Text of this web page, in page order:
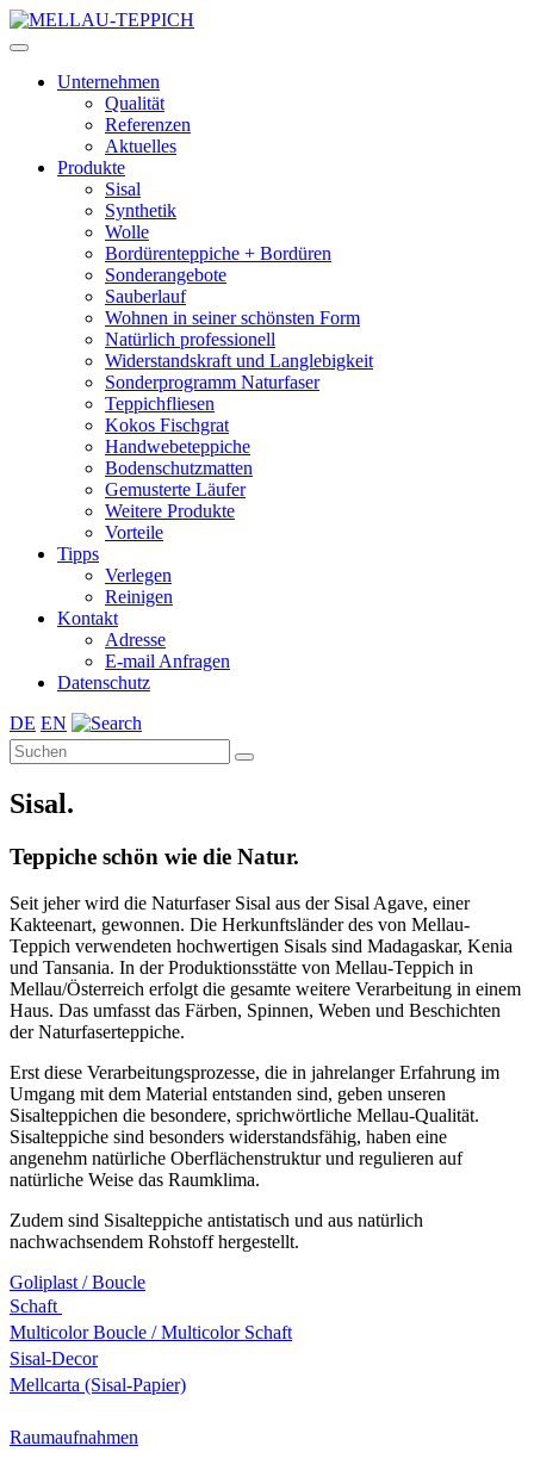
Unternehmen
Qualität
Referenzen
Aktuelles
Produkte
Sisal
Synthetik
Wolle
Bordürenteppiche + Bordüren
Sonderangebote
Sauberlauf
Wohnen in seiner schönsten Form
Natürlich professionell
Widerstandskraft und Langlebigkeit
Sonderprogramm Naturfaser
Teppichfliesen
Kokos Fischgrat
Handwebeteppiche
Bodenschutzmatten
Gemusterte Läufer
Weitere Produkte
Vorteile
Tipps
Verlegen
Reinigen
Kontakt
Adresse
E-mail Anfragen
Datenschutz
DE EN
Sisal.
Teppiche schön wie die Natur.
Seit jeher wird die Naturfaser Sisal aus der Sisal Agave, einer
Kakteenart, gewonnen. Die Herkunftsländer des von Mellau-
Teppich verwendeten hochwertigen Sisals sind Madagaskar, Kenia
und Tansania. In der Produktionsstätte von Mellau-Teppich in
Mellau/Österreich erfolgt die gesamte weitere Verarbeitung in einem
Haus. Das umfasst das Färben, Spinnen, Weben und Beschichten
der Naturfaserteppiche.
Erst diese Verarbeitungsprozesse, die in jahrelanger Erfahrung im
Umgang mit dem Material entstanden sind, geben unseren
Sisalteppichen die besondere, sprichwörtliche Mellau-Qualität.
Sisalteppiche sind besonders widerstandsfähig, haben eine
angenehm natürliche Oberflächenstruktur und regulieren auf
natürliche Weise das Raumklima.
Zudem sind Sisalteppiche antistatisch und aus natürlich
nachwachsendem Rohstoff hergestellt.
Goliplast / Boucle
Schaft
Multicolor Boucle / Multicolor Schaft
Sisal-Decor
Mellcarta (Sisal-Papier)
Raumaufnahmen